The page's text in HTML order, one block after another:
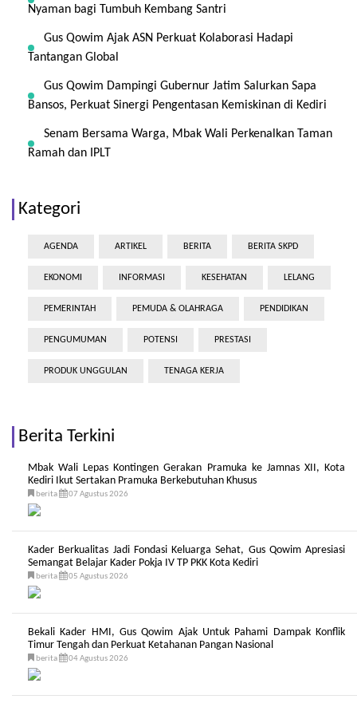
Nyaman bagi Tumbuh Kembang Santri
Gus Qowim Ajak ASN Perkuat Kolaborasi Hadapi
Tantangan Global
Gus Qowim Dampingi Gubernur Jatim Salurkan Sapa
Bansos, Perkuat Sinergi Pengentasan Kemiskinan di Kediri
Senam Bersama Warga, Mbak Wali Perkenalkan Taman
Ramah dan IPLT
Kategori
AGENDA ARTIKEL BERITA BERITA SKPD
EKONOMI INFORMASI KESEHATAN LELANG
PEMERINTAH PEMUDA & OLAHRAGA PENDIDIKAN
PENGUMUMAN POTENSI PRESTASI
PRODUK UNGGULAN TENAGA KERJA
Berita Terkini
Mbak Wali Lepas Kontingen Gerakan Pramuka ke Jamnas XII, Kota
Kediri Ikut Sertakan Pramuka Berkebutuhan Khusus
berita 07 Agustus 2026
Kader Berkualitas Jadi Fondasi Keluarga Sehat, Gus Qowim Apresiasi
Semangat Belajar Kader Pokja IV TP PKK Kota Kediri
berita 05 Agustus 2026
Bekali Kader HMI, Gus Qowim Ajak Untuk Pahami Dampak Konflik
Timur Tengah dan Perkuat Ketahanan Pangan Nasional
berita 04 Agustus 2026